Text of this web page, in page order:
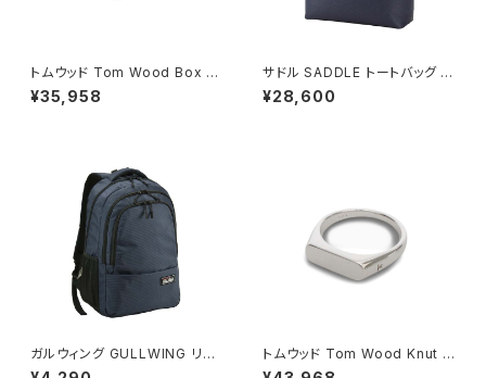
トムウッド Tom Wood Box Br
acelet ブレスレット 100066-
77 シルバー
¥35,958
サドル SADDLE トートバッグ ミ
ニトート 牛革 本革 日本製 姫路
産 自立 53447-3h メンズ レデ
¥28,600
ガルウィング GULLWING リュ
ック 23L 軽量 大容量 デイパッ
トムウッド Tom Wood Knut R
ing リング 100572-50 シルバ